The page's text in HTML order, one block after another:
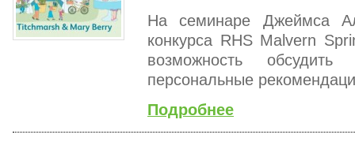
На семинаре Джеймса
конкурса RHS Malvern
возможность
персональные
Подробнее